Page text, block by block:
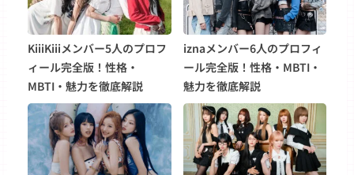
KiiiKiiiメンバー5人のプロフ
ィール完全版！性格・
MBTI・魅力を徹底解説
iznaメンバー6人のプロフィ
ール完全版！性格・MBTI・
魅力を徹底解説